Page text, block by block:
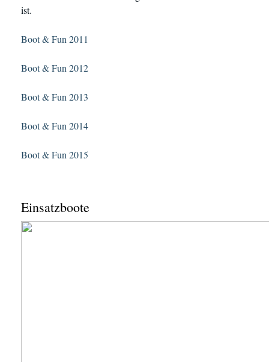
ist.
Boot & Fun 2011
Boot & Fun 2012
Boot & Fun 2013
Boot & Fun 2014
Boot & Fun 2015
Einsatzboote